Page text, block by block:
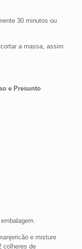
30 minutos ou
a massa, assim
e Presunto
e misture
colheres de